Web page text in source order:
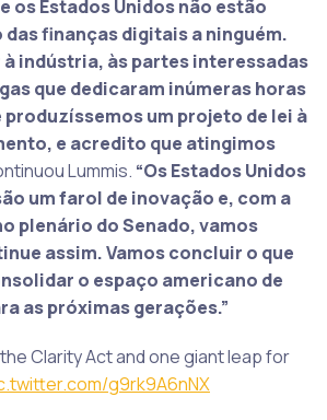
os Estados Unidos não estão
finanças digitais a ninguém.
indústria, às partes interessadas
que dedicaram inúmeras horas
um projeto de lei à
e acredito que atingimos
Lummis. “Os Estados Unidos
um farol de inovação e, com a
plenário do Senado, vamos
assim. Vamos concluir o que
o espaço americano de
as próximas gerações.”
Clarity Act and one giant leap for
g9rk9A6nNX